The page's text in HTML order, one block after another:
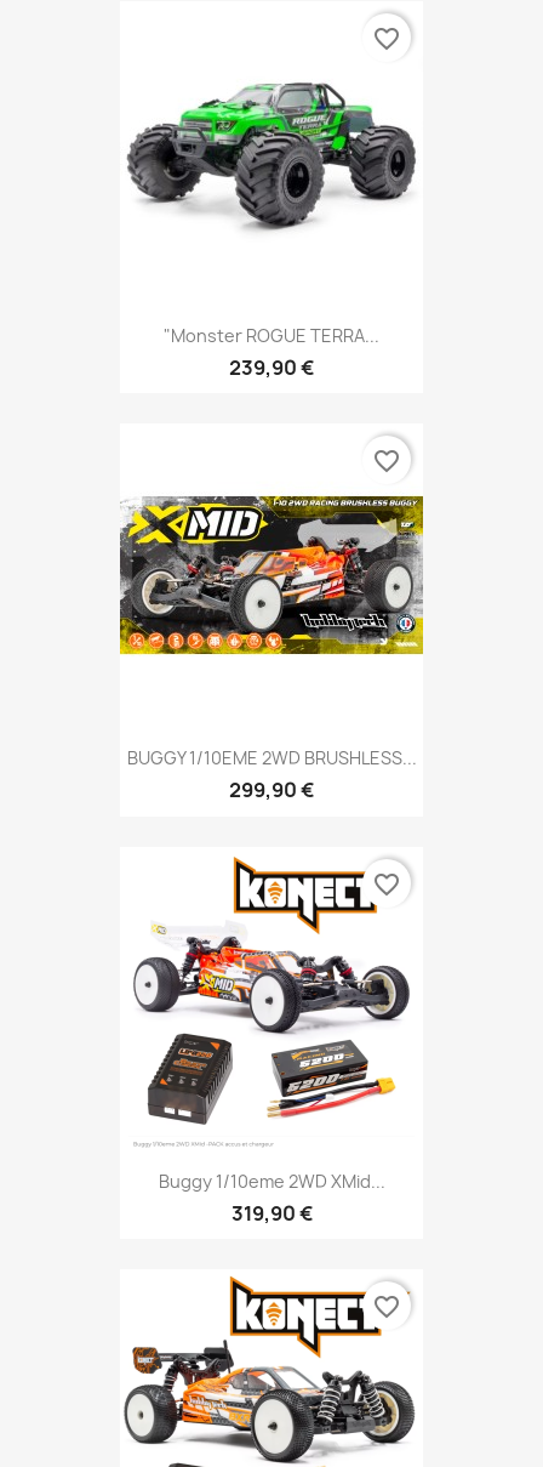
"Monster ROGUE TERRA...
239,90 €
favorite_border
BUGGY 1/10EME 2WD BRUSHLESS...
299,90 €
favorite_border
Buggy 1/10eme 2WD XMid...
319,90 €
favorite_border
favorite_border